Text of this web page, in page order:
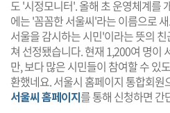
도 '시정모니터'. 올해 초 운영체계를
에는 '꼼꼼한 서울씨'라는 이름으로
서울을 감시하는 시민'이라는 뜻의
쳐 선정됐습니다. 현재 1,200여 명이
만, 보다 많은 시민들이 참여할 수 있
환했네요. 서울시 홈페이지 통합회원
서울씨 홈페이지를 통해 신청하면 간